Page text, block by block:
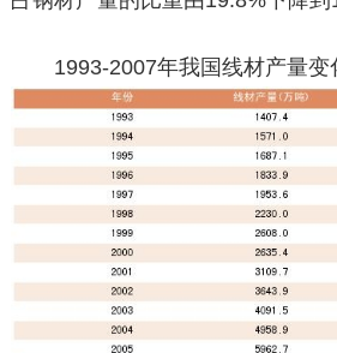
1993-2007年我国线材产量变